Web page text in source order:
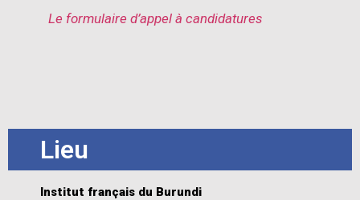
Le formulaire d’appel à candidatures
Lieu
Institut français du Burundi